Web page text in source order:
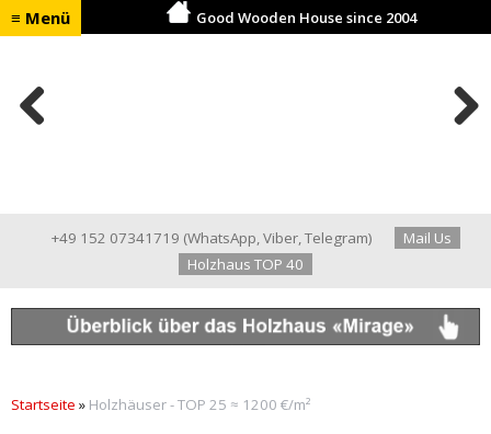
≡ Menü Good Wooden House since 2004
+49 152 07341719 (WhatsApp,Viber,Telegram)
Mail Us
Holzhaus TOP 40
Startseite » Holzhäuser - TOP 25 ≈ 1200 €/m²